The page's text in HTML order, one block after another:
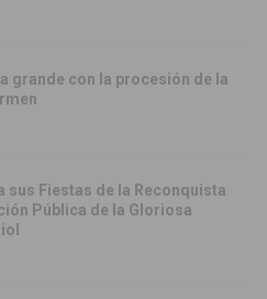
grande con la procesión de la
sus Fiestas de la Reconquista
Pública de la Gloriosa